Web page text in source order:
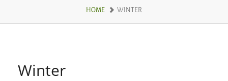
HOME WINTER
Winter